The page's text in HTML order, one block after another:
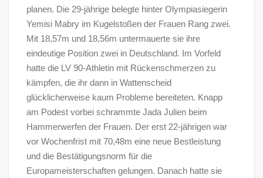
planen. Die 29-jährige belegte hinter Olympiasiegerin
Yemisi Mabry im Kugelstoßen der Frauen Rang zwei.
Mit 18,57m und 18,56m untermauerte sie ihre
eindeutige Position zwei in Deutschland. Im Vorfeld
hatte die LV 90-Athletin mit Rückenschmerzen zu
kämpfen, die ihr dann in Wattenscheid
glücklicherweise kaum Probleme bereiteten. Knapp
am Podest vorbei schrammte Jada Julien beim
Hammerwerfen der Frauen. Der erst 22-jährigen war
vor Wochenfrist mit 70,48m eine neue Bestleistung
und die Bestätigungsnorm für die
Europameisterschaften gelungen. Danach hatte sie